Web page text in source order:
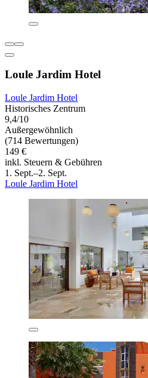
Loule Jardim Hotel
Loule Jardim Hotel
Historisches Zentrum
9,4/10
Außergewöhnlich
(714 Bewertungen)
149 €
inkl. Steuern & Gebühren
1. Sept.–2. Sept.
Loule Jardim Hotel